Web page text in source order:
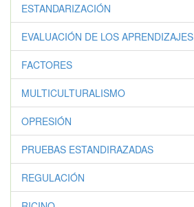
ESTANDARIZACIÓN
EVALUACIÓN DE LOS APRENDIZAJES
FACTORES
MULTICULTURALISMO
OPRESIÓN
PRUEBAS ESTANDIRAZADAS
REGULACIÓN